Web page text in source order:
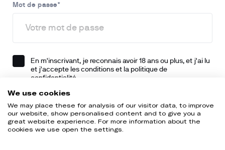
Mot de passe*
En m'inscrivant, je reconnais avoir 18 ans ou plus, et j'ai lu
et j'accepte les conditions et la politique de
confidentialité
UProfit
We use cookies
We may place these for analysis of our visitor data, to improve
our website, show personalised content and to give you a
great website experience. For more information about the
cookies we use open the settings.